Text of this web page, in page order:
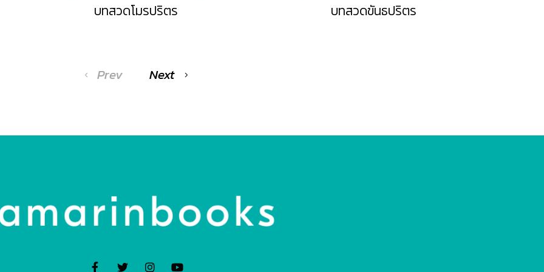
บทสวดโมรปริตร บทสวดขันธปริตร
Prev Next